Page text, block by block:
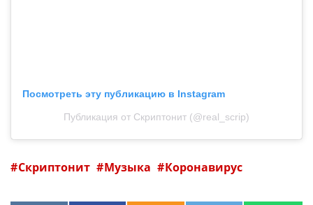
Посмотреть эту публикацию в Instagram
Публикация от Скриптонит (@real_scrip)
Скриптонит Музыка Коронавирус